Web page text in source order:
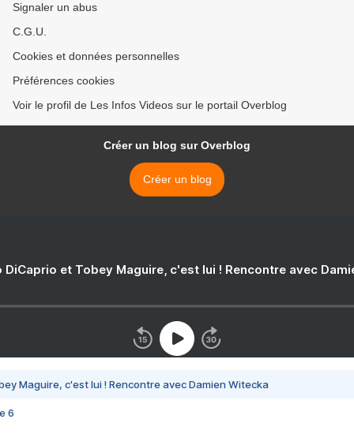
Signaler un abus
C.G.U.
Cookies et données personnelles
Préférences cookies
Voir le profil de Les Infos Videos sur le portail Overblog
Créer un blog sur Overblog
Créer un blog
DiCaprio et Tobey Maguire, c'est lui ! Rencontre avec
Maguire, c'est lui ! Rencontre avec Damien Witecka
6